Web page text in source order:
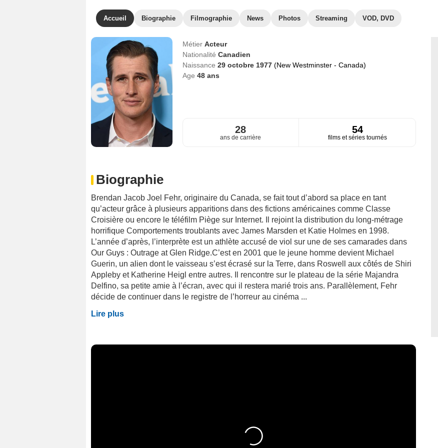
Accueil Biographie Filmographie News Photos Streaming VOD, DVD
Métier Acteur
Nationalité Canadien
Naissance 29 octobre 1977 (New Westminster - Canada)
Age 48ans
28
ans de carrière
54
films et séries tournés
Biographie
Brendan Jacob Joel Fehr, originaire du Canada, se fait tout d’abord sa place en tant
qu’acteur grâce à plusieurs apparitions dans des fictions américaines comme Classe
Croisière ou encore le téléfilm Piège sur Internet. Il rejoint la distribution du long-métrage
horrifique Comportements troublants avec James Marsden et Katie Holmes en 1998.
L’année d’après, l’interprète est un athlète accusé de viol sur une de ses camarades dans
Our Guys : Outrage at Glen Ridge.C’est en 2001 que le jeune homme devient Michael
Guerin, un alien dont le vaisseau s’est écrasé sur la Terre, dans Roswell aux côtés de Shiri
Appleby et Katherine Heigl entre autres. Il rencontre sur le plateau de la série Majandra
Delfino, sa petite amie à l’écran, avec qui il restera marié trois ans. Parallèlement, Fehr
décide de continuer dans le registre de l’horreur au cinéma ...
Lire plus